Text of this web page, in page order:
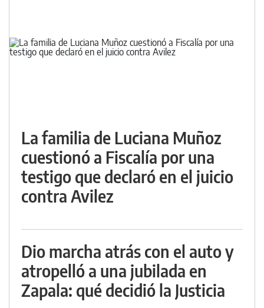
La familia de Luciana Muñoz
cuestionó a Fiscalía por una
testigo que declaró en el juicio
contra Avilez
Dio marcha atrás con el auto y
atropelló a una jubilada en
Zapala: qué decidió la Justicia